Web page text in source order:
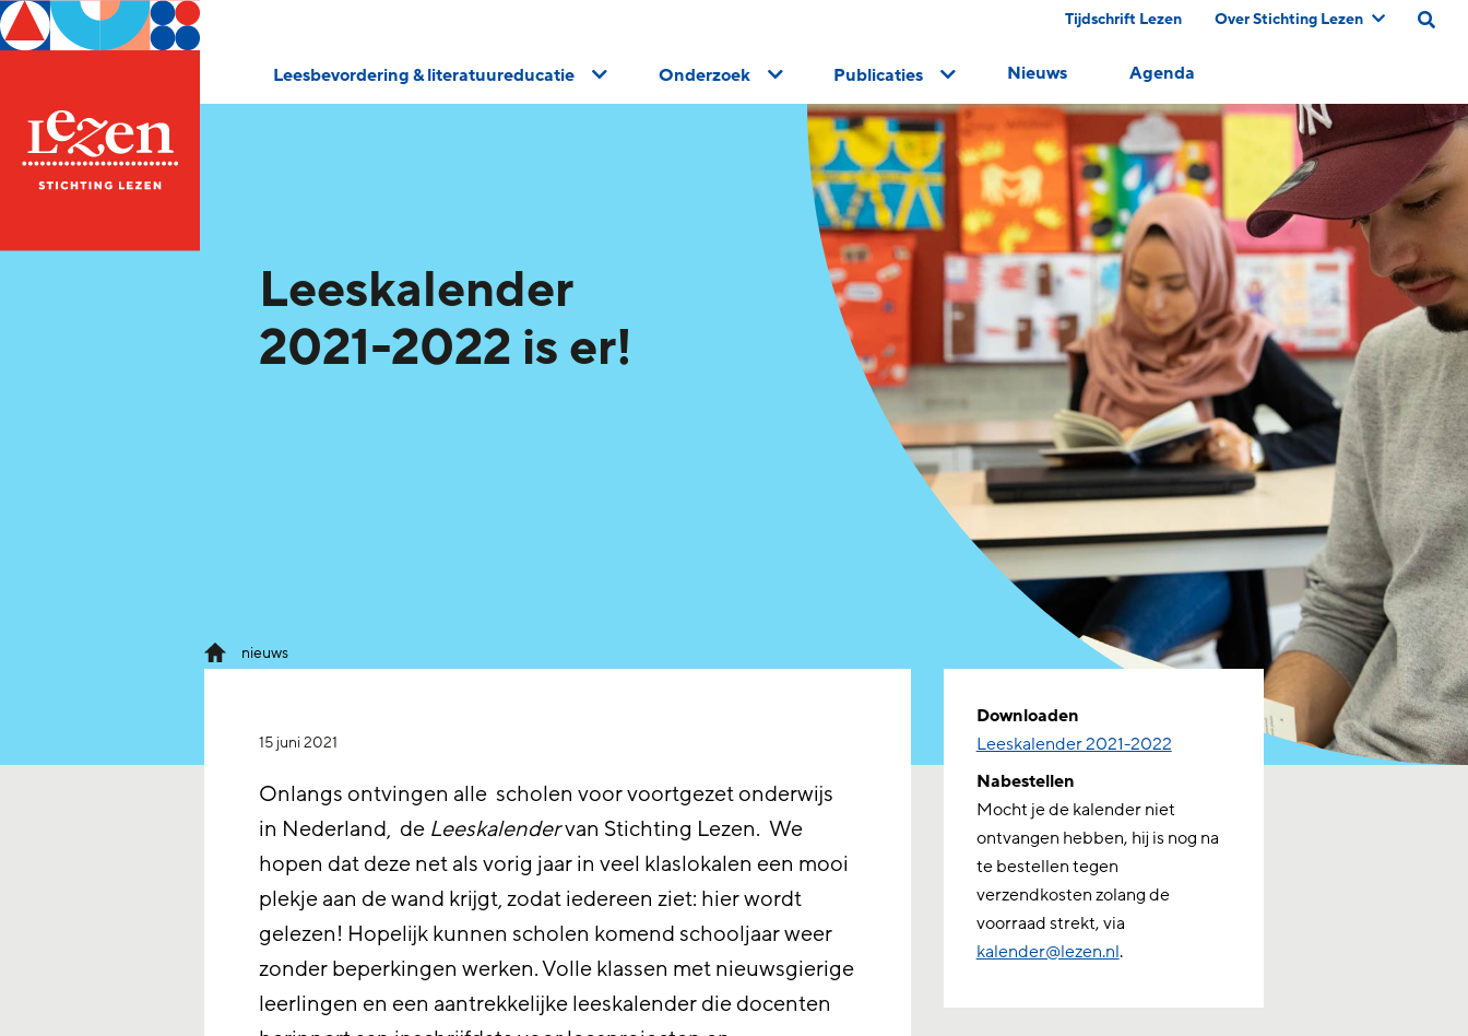
Tijdschrift Lezen Over Stichting Lezen
Leesbevordering & literatuureducatie Onderzoek Publicaties Nieuws Agenda
Leeskalender
2021-2022 is er!
nieuws
Downloaden
Leeskalender 2021-2022
Nabestellen
Mocht je de kalender niet
ontvangen hebben, hij is nog na
te bestellen tegen
verzendkosten zolang de
voorraad strekt, via
kalender@lezen.nl.
15 juni 2021
Onlangs ontvingen alle scholen voor voortgezet onderwijs
in Nederland, de Leeskalendervan Stichting Lezen. We
hopen dat deze net als vorig jaar in veel klaslokalen een mooi
plekje aan de wand krijgt, zodat iedereen ziet: hier wordt
gelezen! Hopelijk kunnen scholen komend schooljaar weer
zonder beperkingen werken. Volle klassen met nieuwsgierige
leerlingen en een aantrekkelijke leeskalender die docenten